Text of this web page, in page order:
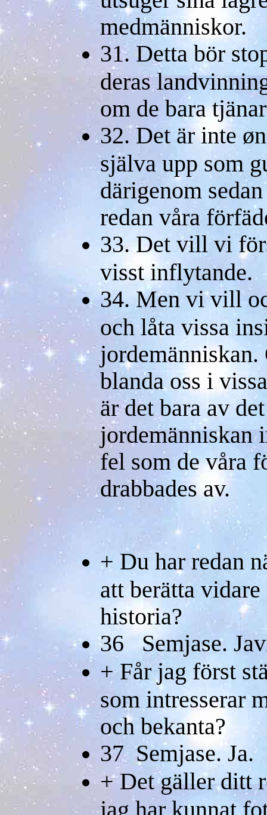
medmänniskor.
31. Detta bör
deras
om de bara
32. Det är inte
själva upp som
därigenom
redan våra
33. Det vill vi
visst inflytande.
34. Men vi vill
och låta vissa
blanda oss i
är det bara av
jordemänniskan
fel som de våra
drabbades av.
+ Du har redan
att berätta
historia?
36 Semjase.
+ Får jag först
som intresserar
och bekanta?
37 Semjase. Ja.
+ Det gäller ditt
jag har kunnat